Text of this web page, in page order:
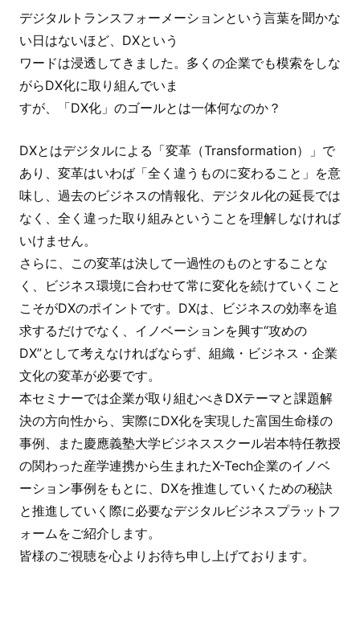
デジタルトランスフォーメーションという言葉を聞かな
い日はないほど、DXという
ワードは浸透してきました。多くの企業でも模索をしな
がらDX化に取り組んでいま
すが、「DX化」のゴールとは一体何なのか？
DXとはデジタルによる「変革（Transformation）」で
あり、変革はいわば「全く違う ものに変わること」を意
味し、過去のビジネスの情報化、デジタル化の延長では
なく
、全く違った取り組みということを理解しなければ
いけません。
さらに、この変革は決して一過性のものとすることな
く、ビジネス環境に合わせて常に変化を続けていくこと
こそがDXのポイントです。DXは、ビジネスの効率を追
求するだけでなく、イノベーションを興す“攻めの
DX”として考えなければならず、 組織・ビジネス・企業
文化の変革が必要です。
本セミナーでは企業が取り組むべきDXテーマと課題解
決の方向性から、実際にDX化を実現した富国生命様の
事例、また慶應義塾大学ビジネススクール岩本特任教授
の関わった産学連携から生まれたX-Tech企業のイノベ
ーション事例をもとに、DXを推進していくための秘訣
と推進していく際に必要なデジタルビジネスプラットフ
ォームをご紹介します。
皆様のご視聴を心よりお待ち申し上げております。